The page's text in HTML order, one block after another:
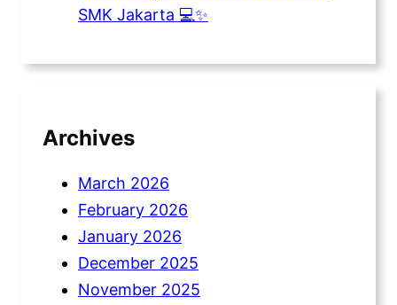
SMK Jakarta 💻✨
Archives
March 2026
February 2026
January 2026
December 2025
November 2025